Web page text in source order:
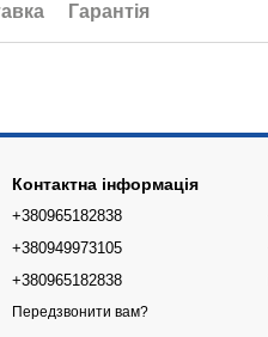
Гарантія
Контактна інформація
+380965182838
+380949973105
+380965182838
Передзвонити вам?